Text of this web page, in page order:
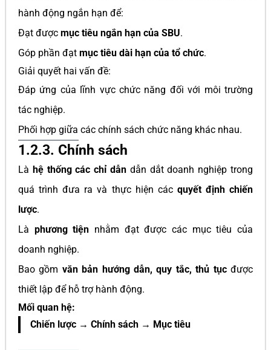
hành động ngắn hạn để:
Đạt được mục tiêu ngắn hạn của SBU.
Góp phần đạt mục tiêu dài hạn của tổ chức.
Giải quyết hai vấn đề:
Đáp ứng của lĩnh vực chức năng đối với môi trường
tác nghiệp.
Phối hợp giữa các chính sách chức năng khác nhau.
1.2.3. Chính sách
Là hệ thống các chỉ dẫn dẫn dắt doanh nghiệp trong
quá trình đưa ra và thực hiện các quyết định chiến
lược.
Là phương tiện nhằm đạt được các mục tiêu của
doanh nghiệp.
Bao gồm văn bản hướng dẫn, quy tắc, thủ tụcđược
thiết lập để hỗ trợ hành động.
Mối quan hệ:
Chiến lược → Chính sách → Mục tiêu